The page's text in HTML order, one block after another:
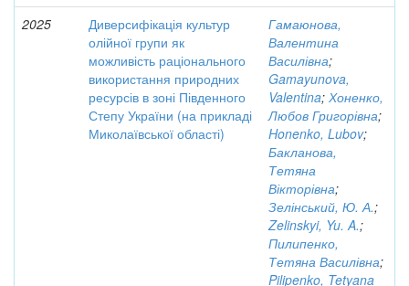
2025
Диверсифікація культур
олійної групи як
можливість раціонального
використання природних
ресурсів в зоні Південного
Степу України (на прикладі
Миколаївської області)
Гамаюнова,
Валентина
Василівна;
Gamayunova,
Valentina; Хоненко,
Любов Григорівна;
Honenko, Lubov;
Бакланова,
Тетяна
Вікторівна;
Зелінський, Ю. А.;
Zelinskyi, Yu. A.;
Пилипенко,
Тетяна Василівна;
Pilipenko, Tetyana